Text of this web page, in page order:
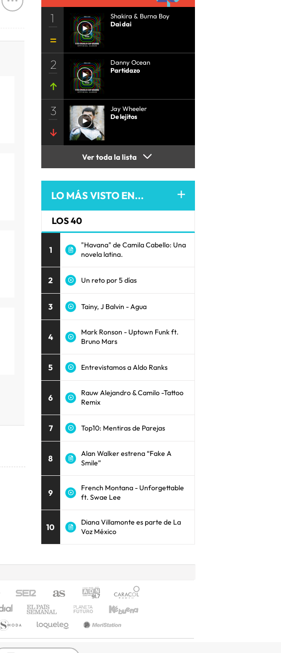
1
Shakira & Burna Boy
Dai dai
2
Danny Ocean
Partidazo
3
Jay Wheeler
De lejitos
Ver toda la lista
LO MÁS VISTO EN...
LOS 40
1
"Havana" de Camila Cabello: Una
novela latina.
2 Un reto por 5 días
3 Tainy, J Balvin - Agua
4
Mark Ronson - Uptown Funk ft.
Bruno Mars
5 Entrevistamos a Aldo Ranks
6
Rauw Alejandro & Camilo -Tattoo
Remix
7 Top10: Mentiras de Parejas
8
Alan Walker estrena “Fake A
Smile”
9
French Montana - Unforgettable
ft. Swae Lee
10
Diana Villamonte es parte de La
Voz México